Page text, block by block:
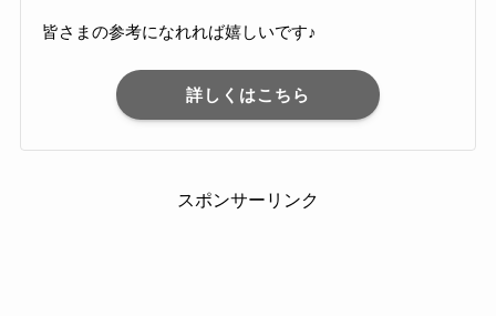
皆さまの参考になれれば嬉しいです♪
詳しくはこちら
スポンサーリンク